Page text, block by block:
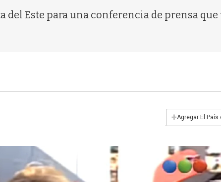
del Este para una conferencia de prensa
+Agregar El País